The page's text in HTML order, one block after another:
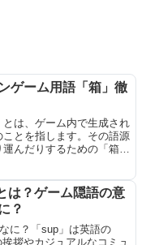
ゲーム用語「箱」徹
は、ゲーム内で生成され
とを指します。その語源
んだりするための「箱」
機能します。
は？ゲーム隠語の意
？
に？「sup」は英語の
拶やカジュアルなコミュ